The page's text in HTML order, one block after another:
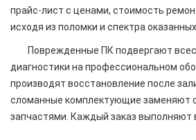
прайс-лист с ценами, стоимость
исходя из поломки и спектра оказанных
Поврежденные ПК подвергают
диагностики на профессиональном
производят восстановление после
сломанные комплектующие заменяют
запчастями. Каждый заказ выполняют